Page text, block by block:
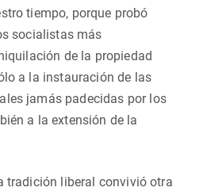
tiempo, porque probó
socialistas más
de la propiedad
a la instauración de las
jamás padecidas por los
a la extensión de la
tradición liberal convivió otra